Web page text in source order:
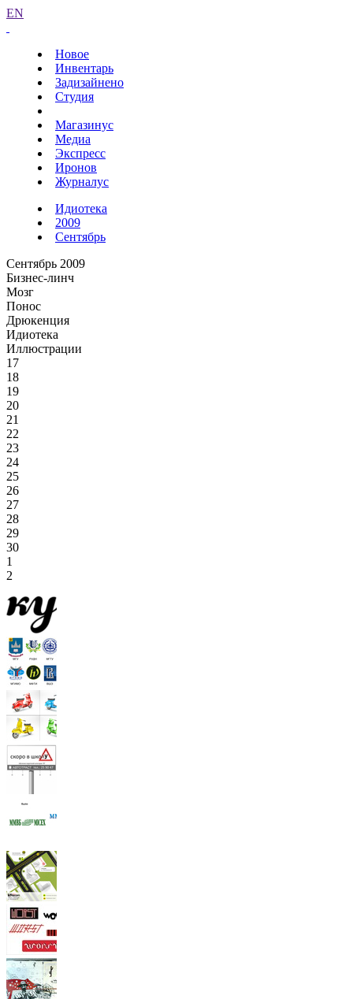
EN
Новое
Инвентарь
Задизайнено
Студия
Магазинус
Медиа
Экспресс
Иронов
Журналус
Идиотека
2009
Сентябрь
Сентябрь 2009
Бизнес-линч
Мозг
Понос
Дрюкенция
Идиотека
Иллюстрации
17
18
19
20
21
22
23
24
25
26
27
28
29
30
1
2